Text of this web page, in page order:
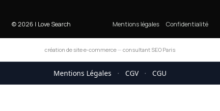
© 2026 I Love Search Mentions légales Confidentialité
création de site e-commerce — consultant SEO Paris
Mentions Légales · CGV · CGU